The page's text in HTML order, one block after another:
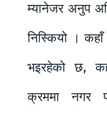
म्यानेजर अनुप
निस्कियो ।
भइरहेको छ,
क्रममा नगर